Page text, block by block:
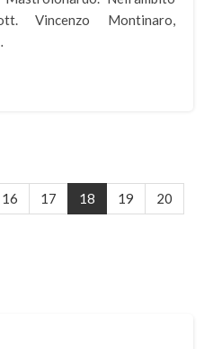
Vincenzo Montinaro,
16 17 18 19
20